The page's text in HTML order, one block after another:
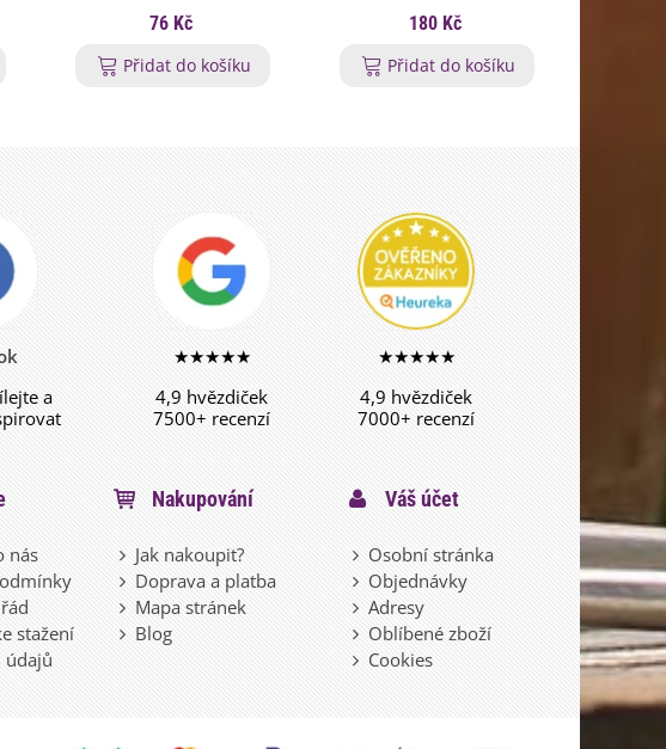
76 Kč
Přidat do košíku
180 Kč
Přidat do košíku
a
★★★★★
4,9 hvězdiček
7500+ recenzí
★★★★★
4,9 hvězdiček
7000+ recenzí
nás
stažení
údajů
Nakupování
Jak nakoupit?
Doprava a platba
Mapa stránek
Blog
Váš účet
Osobní stránka
Objednávky
Adresy
Oblíbené zboží
Cookies